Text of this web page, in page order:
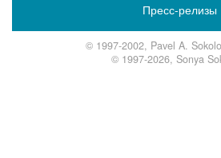
Пресс-релизы
© 1997-2002, Pavel A.
© 1997-2026, Sonya